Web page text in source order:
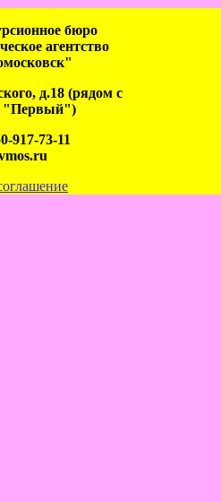
бюро
агентство
д.18 (рядом с
"Первый")
917-73-11